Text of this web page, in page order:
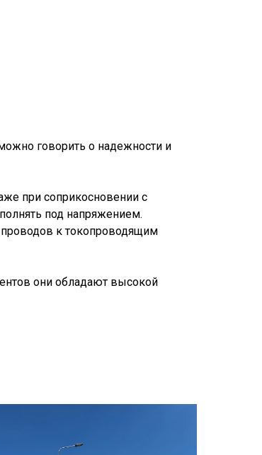
говорить о надежности и
при соприкосновении с
под напряжением.
к токопроводящим
они обладают высокой